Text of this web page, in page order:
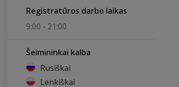
Registratūros darbo laikas
9:00 - 21:00
Šeimininkai kalba
Rusiškai
Lenkiškai